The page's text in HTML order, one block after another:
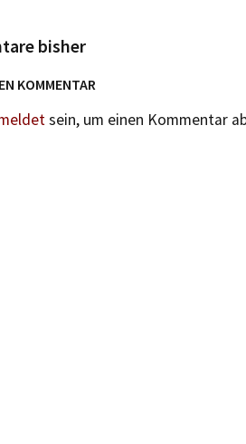
bisher
KOMMENTAR
sein, um einen Kommentar